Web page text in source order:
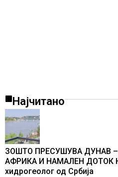
Најчитано
ЗОШТО ПРЕСУШУВА ДУНАВ
АФРИКА И НАМАЛЕН ДОТОК
хидрогеолог од Србија